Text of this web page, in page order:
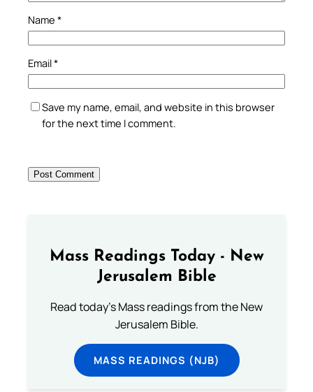
Name *
Email*
Save my name, email, and website in this browser
for the next time I comment.
Mass Readings Today - New
Jerusalem Bible
Read today's Mass readings from the New
Jerusalem Bible.
MASS READINGS (NJB)